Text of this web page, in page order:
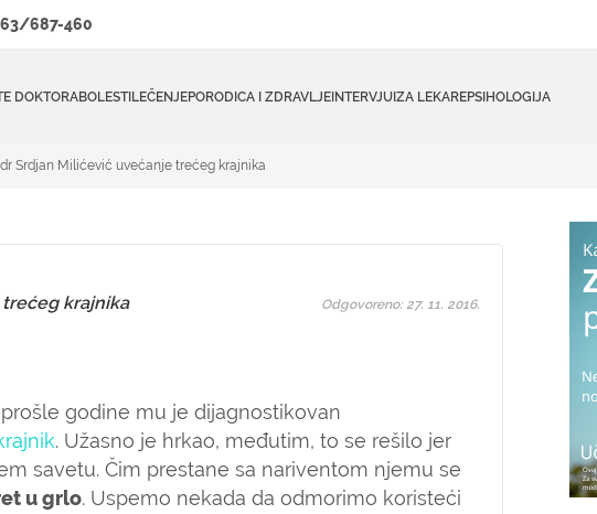
687-460
DOKTORABOLESTILEČENJEPORODICA I ZDRAVLJEINTERVJUIZA LEKAREPSIHOLOGIJA
dr Srdjan Milićević uvećanje trećeg krajnika
krajnika
godine mu je dijagnostikovan
. Užasno je hrkao, međutim, to se rešilo jer
savetu. Čim prestane sa nariventom njemu se
u grlo. Uspemo nekada da odmorimo koristeći
Odgovoreno: 27. 11. 2016.